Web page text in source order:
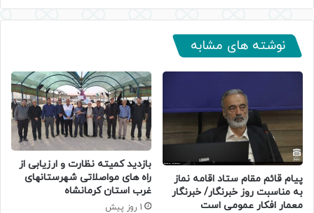
نوشته های مشابه
پیام قائم مقام ستاد اقامه نماز
به مناسبت روز خبرنگار/ خبرنگار
معمار افکار عمومی است
بازدید کمیته نظارت و ارزیابی از
راه های مواصلاتی شهرستانهای
غرب استان کرمانشاه
1 روز پیش